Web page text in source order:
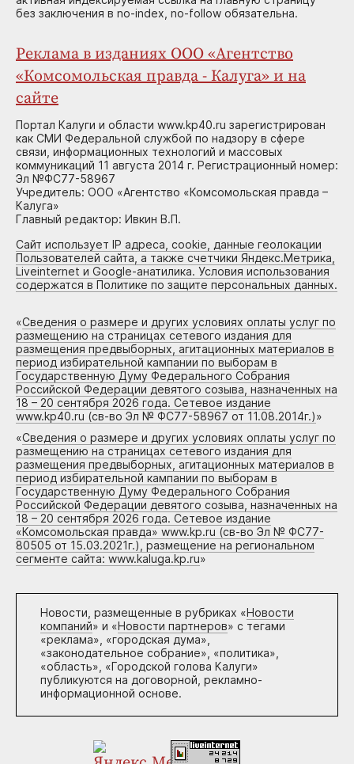
без заключения в no-index, no-follow обязательна.
Реклама в изданиях ООО «Агентство
«Комсомольская правда - Калуга» и на
сайте
Портал Калуги и области www.kp40.ru зарегистрирован
как СМИ Федеральной службой по надзору в сфере
связи, информационных технологий и массовых
коммуникаций 11 августа 2014 г. Регистрационный номер:
Эл №ФС77-58967
Учредитель: ООО «Агентство «Комсомольская правда –
Калуга»
Главный редактор: Ивкин В.П.
Сайт использует IP адреса, cookie, данные геолокации
Пользователей сайта, а также счетчики Яндекс.Метрика,
Liveinternet и Google-анатилика. Условия использования
содержатся в Политике по защите персональных данных.
«Сведения о размере и других условиях оплаты услуг по
размещению на страницах сетевого издания для
размещения предвыборных, агитационных материалов в
период избирательной кампании по выборам в
Государственную Думу Федерального Собрания
Российской Федерации девятого созыва, назначенных на
18 – 20 сентября 2026 года. Сетевое издание
www.kp40.ru (св-во Эл № ФС77-58967 от 11.08.2014г.)»
«Сведения о размере и других условиях оплаты услуг по
размещению на страницах сетевого издания для
размещения предвыборных, агитационных материалов в
период избирательной кампании по выборам в
Государственную Думу Федерального Собрания
Российской Федерации девятого созыва, назначенных на
18 – 20 сентября 2026 года. Сетевое издание
«Комсомольская правда» www.kp.ru (св-во Эл № ФС77-
80505 от 15.03.2021г.), размещение на региональном
сегменте сайта: www.kaluga.kp.ru»
Новости, размещенные в рубриках «Новости
компаний» и «Новости партнеров» с тегами
«реклама», «городская дума»,
«законодательное собрание», «политика»,
«область», «Городской голова Калуги»
публикуются на договорной, рекламно-
информационной основе.